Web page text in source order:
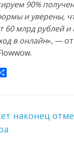
90%
и уверены,
60 млрд рублей
в онлайн», —
в
и
наконец